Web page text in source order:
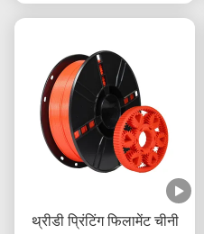
थ्रीडी प्रिंटिंग फिलामेंट चीनी